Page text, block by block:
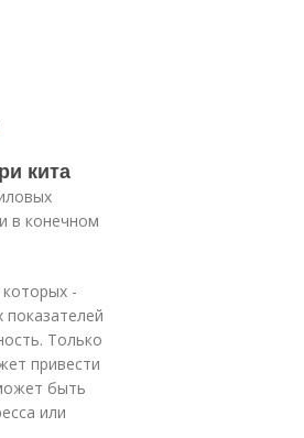
кита
в конечном
-
Только
привести
быть
или